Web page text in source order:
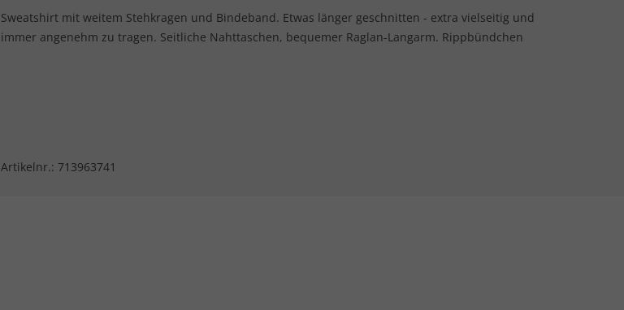
Sweatshirt mit weitem Stehkragen und Bindeband. Etwas länger geschnitten - extra vielseitig und
immer angenehm zu tragen. Seitliche Nahttaschen, bequemer Raglan-Langarm. Rippbündchen
Artikelnr.: 713963741